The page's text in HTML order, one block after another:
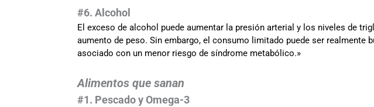
#6. Alcohol
El exceso de alcohol puede aumentar la presión arterial y los niveles de
aumento de peso. Sin embargo, el consumo limitado puede ser realmente
asociado con un menor riesgo de síndrome metabólico.»
Alimentos que sanan
#1. Pescado y Omega-3